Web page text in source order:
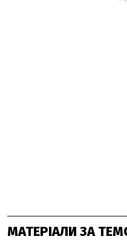
МАТЕРІАЛИ ЗА